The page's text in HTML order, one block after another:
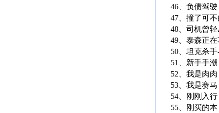
46、负债驾
47、撞了可
48、司机曾
49、泰森正
50、坦克杀
51、新手手
52、我是肉
53、我是赛
54、刚刚入
55、刚买的